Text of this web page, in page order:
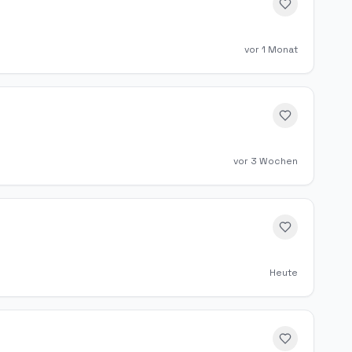
vor 1 Monat
vor 3 Wochen
Heute